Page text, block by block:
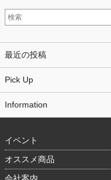
最近の投稿
Pick Up
Information
イベント
オススメ商品